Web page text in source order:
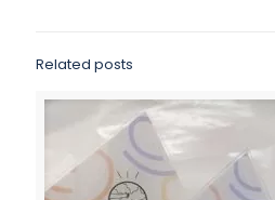
Related posts